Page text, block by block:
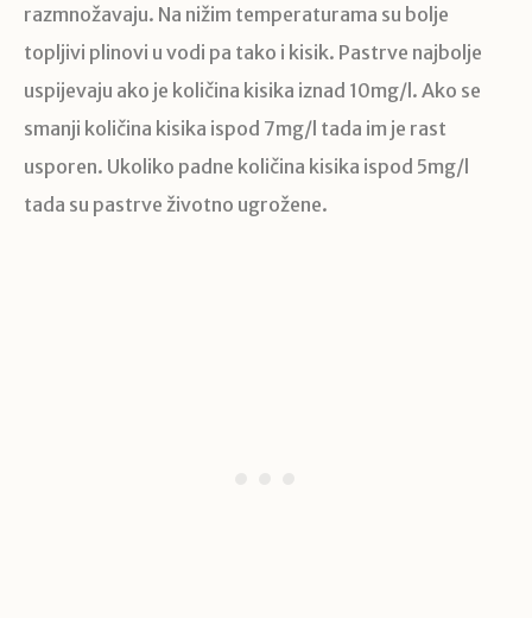
razmnožavaju. Na nižim temperaturama su bolje
topljivi plinovi u vodi pa tako i kisik. Pastrve najbolje
uspijevaju ako je količina kisika iznad 10mg/l. Ako se
smanji količina kisika ispod 7mg/l tada im je rast
usporen. Ukoliko padne količina kisika ispod 5mg/l
tada su pastrve životno ugrožene.